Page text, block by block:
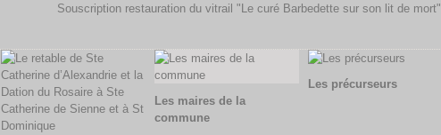
Souscription restauration du vitrail "Le curé Barbedette sur son lit de mort"
Les maires de la
commune
Les précurseurs